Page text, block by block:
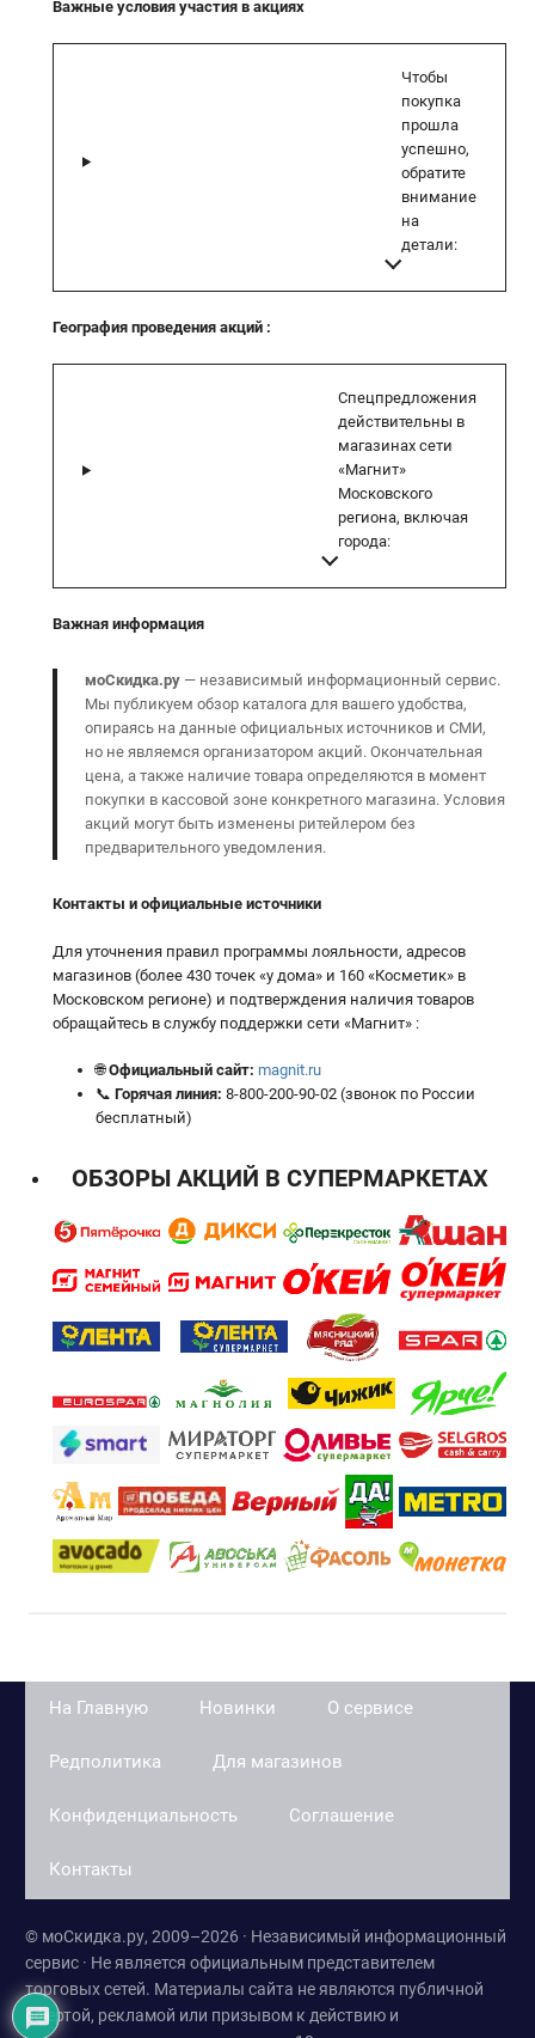
Важные условия участия в акциях
Чтобы
покупка
прошла
успешно,
обратите
внимание
на
детали:
География проведения акций :
Спецпредложения
действительны в
магазинах сети
«Магнит»
Московского
региона, включая
города:
Важная информация
моСкидка.ру— независимый информационный сервис.
Мы публикуем обзор каталога для вашего удобства,
опираясь на данные официальных источников и СМИ,
но не являемся организатором акций. Окончательная
цена, а также наличие товара определяются в момент
покупки в кассовой зоне конкретного магазина. Условия
акций могут быть изменены ритейлером без
предварительного уведомления.
Контакты и официальные источники
Для уточнения правил программы лояльности, адресов
магазинов (более 430 точек «у дома» и 160 «Косметик» в
Московском регионе) и подтверждения наличия товаров
обращайтесь в службу поддержки сети «Магнит» :
🌐Официальный сайт: magnit.ru
📞 Горячая линия: 8-800-200-90-02 (звонок по России
бесплатный)
ОБЗОРЫ АКЦИЙ В СУПЕРМАРКЕТАХ
На Главную Новинки О сервисе
Редполитика Для магазинов
Конфиденциальность Соглашение
Контакты
© моСкидка.ру, 2009–2026 · Независимый информационный
сервис · Не является официальным представителем
торговых сетей. Материалы сайта не являются публичной
офертой, рекламой или призывом к действию и